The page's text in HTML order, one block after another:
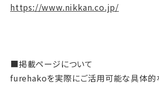
https://www.nikkan.co.jp/
■掲載ページについて
furehakoを実際にご活用可能な具体的